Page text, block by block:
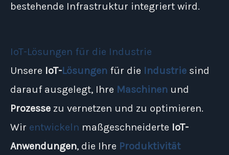
bestehende Infrastruktur integriert wird.
IoT-Lösungen für die Industrie
Unsere IoT-Lösungen für die Industrie sind
darauf ausgelegt, Ihre Maschinen und
Prozesse zu vernetzen und zu optimieren.
Wir entwickeln maßgeschneiderte IoT-
Anwendungen, die Ihre Produktivität